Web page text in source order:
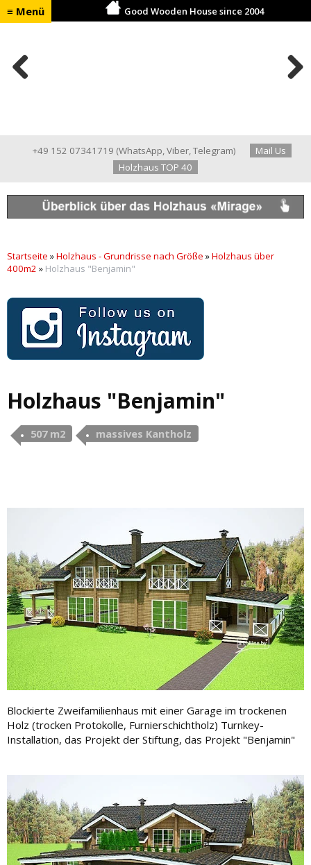
≡ Menü Good Wooden House since 2004
+49 152 07341719 (WhatsApp,Viber,Telegram)
Mail Us
Holzhaus TOP 40
Startseite »Holzhaus - Grundrisse nach Größe »Holzhaus über
400m2 » Holzhaus "Benjamin"
Holzhaus "Benjamin"
507 m2 massives Kantholz
Blockierte Zweifamilienhaus mit einer Garage im trockenen
Holz (trocken Protokolle, Furnierschichtholz) Turnkey-
Installation, das Projekt der Stiftung, das Projekt "Benjamin"